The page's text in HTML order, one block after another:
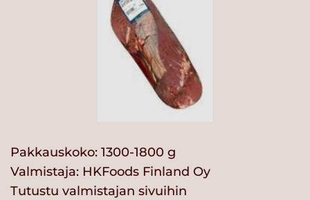
Pakkauskoko: 1300-1800 g
Valmistaja: HKFoods Finland Oy
Tutustu valmistajan sivuihin